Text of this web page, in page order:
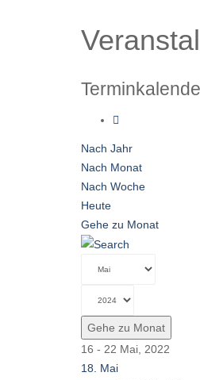
Nach Jahr
Nach Monat
Nach Woche
Heute
Gehe zu Monat
Gehe zu Monat
16 - 22 Mai, 2022
18. Mai